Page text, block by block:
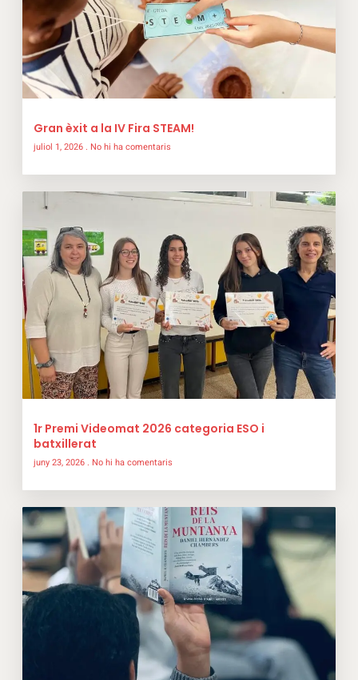
Gran èxit a la IV Fira STEAM!
juliol 1, 2026 No hi ha comentaris
1r Premi Videomat 2026 categoria ESO i
batxillerat
juny 23, 2026 No hi ha comentaris